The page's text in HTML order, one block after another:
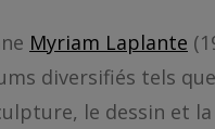
Myriam Laplante
diversifiés tels
le dessin et